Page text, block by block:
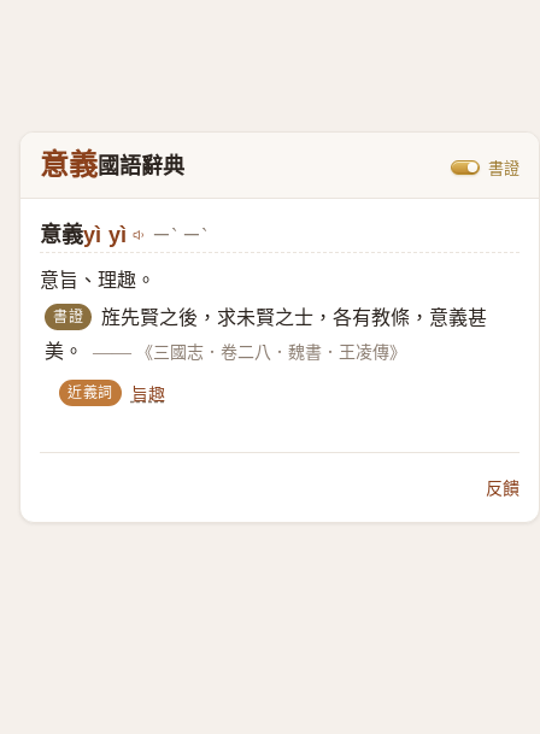
意義國語辭典 書證
意義yì yì ㄧˋ ㄧˋ
意旨、理趣。
書證
旌先賢之後，求未賢之士，各有教條，意義甚
美。
—— 《三國志．卷二八．魏書．王凌傳》
近義詞 旨趣
反饋